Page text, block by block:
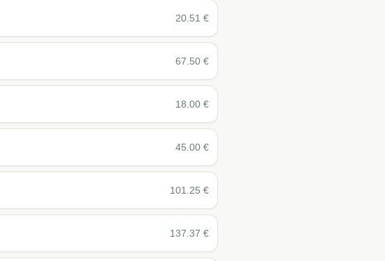
20.51 €
67.50 €
18.00 €
45.00 €
101.25 €
137.37 €